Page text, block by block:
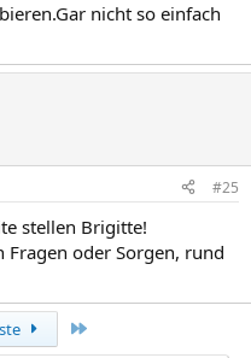
nicht so einfach
#25
stellen Brigitte!
oder Sorgen, rund